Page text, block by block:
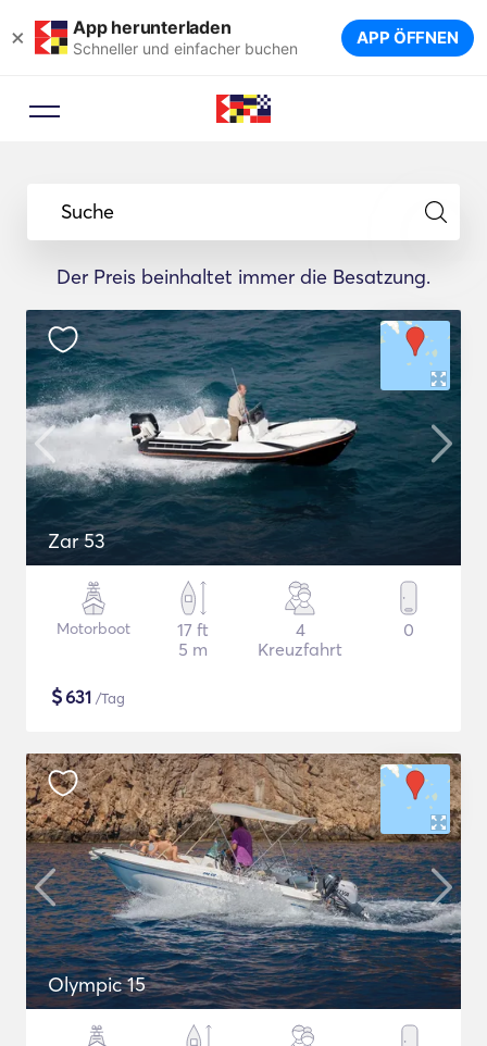
× App herunterladen
Schneller und einfacher buchen APP ÖFFNEN
Suche
Der Preis beinhaltet immer die Besatzung.
Zar 53
Motorboot
17 ft
5 m
4
Kreuzfahrt
0
$631 /Tag
Olympic 15